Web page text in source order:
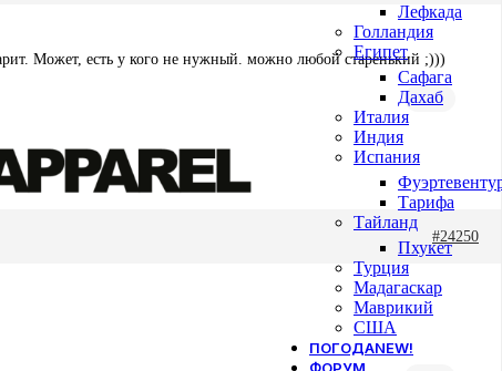
Лефкада
Голландия
Египет
Сафага
Дахаб
Италия
Индия
Испания
Тарифа
Тайланд
Пхукет
Турция
Мадагаскар
Маврикий
США
ПОГОДАNEW!
Может, есть у кого не нужный. можно любой старенький ;)))
#24250